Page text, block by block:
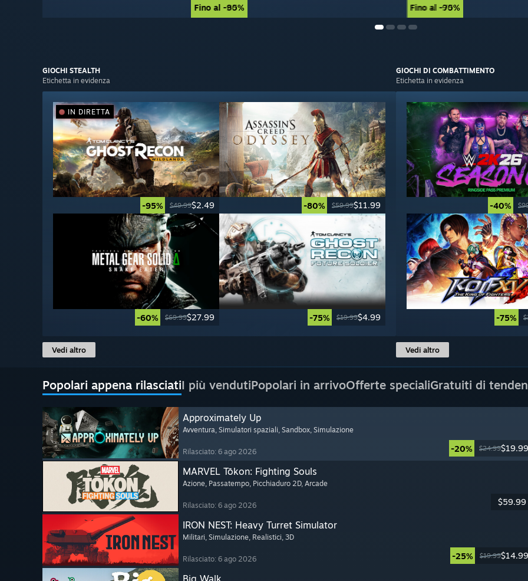
Fino al -90% Fino al -75%
Fino al -85% Fino al -90%
GIOCHI STEALTH
Etichetta in evidenza
-95% $49.99$2.49
IN DIRETTA
-80% $59.99$11.99
-60% $69.99$27.99 -75% $19.99$4.99
Vedi altro
GIOCHI DI COMBATTIMENTO
Etichetta in evidenza
-40%
-75%
Vedi altro
Popolari appena rilasciatiI più vendutiPopolari in arrivoOfferte specialiGratuiti di
Approximately Up
Avventura, Simulatori spaziali, Sandbox, Simulazione
Rilasciato: 6 ago 2026 -20% $24.99$19.99
MARVEL Tōkon: Fighting Souls
Azione, Passatempo, Picchiaduro 2D, Arcade
Rilasciato: 6 ago 2026 $59.99
IRON NEST: Heavy Turret Simulator
Militari, Simulazione, Realistici, 3D
Rilasciato: 6 ago 2026 -25% $19.99$14.99